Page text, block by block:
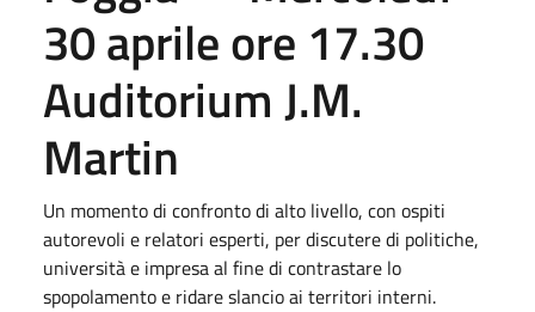
30 aprile ore 17.30
Auditorium J.M.
Martin
Un momento di confronto di alto livello, con ospiti
autorevoli e relatori esperti, per discutere di politiche,
università e impresa al fine di contrastare lo
spopolamento e ridare slancio ai territori interni.